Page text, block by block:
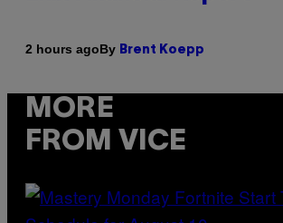
2 hours agoBy Brent Koepp
MORE
FROM VICE